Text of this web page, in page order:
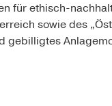
für ethisch-
sowie des
gebilligtes